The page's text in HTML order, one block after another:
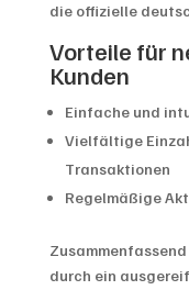
die offizielle
Vorteile für
Kunden
Einfache und
Vielfältige
Transaktionen
Regelmäßige
durch ein